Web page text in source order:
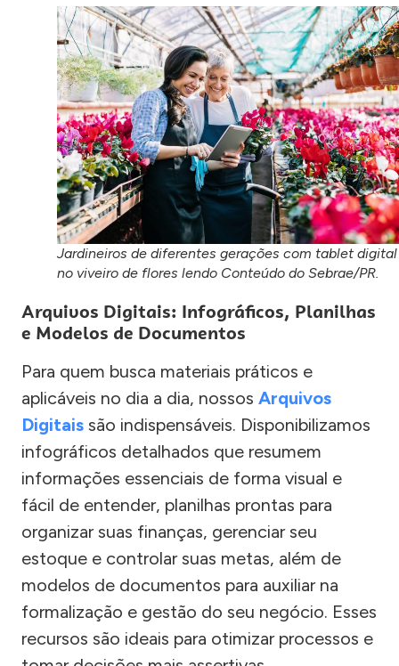
Jardineiros de diferentes gerações com tablet digital
no viveiro de flores lendo Conteúdo do Sebrae/PR.
Arquivos Digitais: Infográficos, Planilhas
e Modelos de Documentos
Para quem busca materiais práticos e
aplicáveis no dia a dia, nossos Arquivos
Digitais são indispensáveis. Disponibilizamos
infográficos detalhados que resumem
informações essenciais de forma visual e
fácil de entender, planilhas prontas para
organizar suas finanças, gerenciar seu
estoque e controlar suas metas, além de
modelos de documentos para auxiliar na
formalização e gestão do seu negócio. Esses
recursos são ideais para otimizar processos e